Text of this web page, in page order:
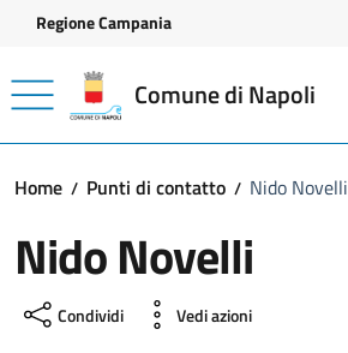
Vai ai contenuti
Vai al footer
Regione Campania
Comune di Napoli
Home Punti di contatto Nido Novelli
Nido Novelli
Condividi Vedi azioni